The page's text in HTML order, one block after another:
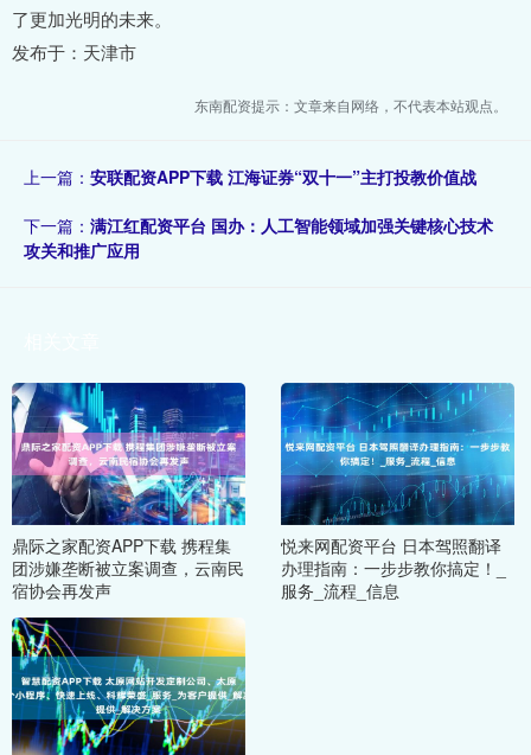
了更加光明的未来。
发布于：天津市
东南配资提示：文章来自网络，不代表本站观点。
上一篇： 安联配资APP下载 江海证券“双十一”主打投教价值战
下一篇： 满江红配资平台 国办：人工智能领域加强关键核心技术
攻关和推广应用
鼎际之家配资APP下载 携程集
团涉嫌垄断被立案调查，云南民
宿协会再发声
悦来网配资平台 日本驾照翻译
办理指南：一步步教你搞定！_
服务_流程_信息